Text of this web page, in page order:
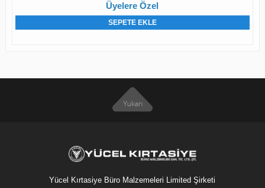
Üyelere Özel
SEPETE EKLE
Yücel Kırtasiye Büro Malzemeleri Limited Şirketi